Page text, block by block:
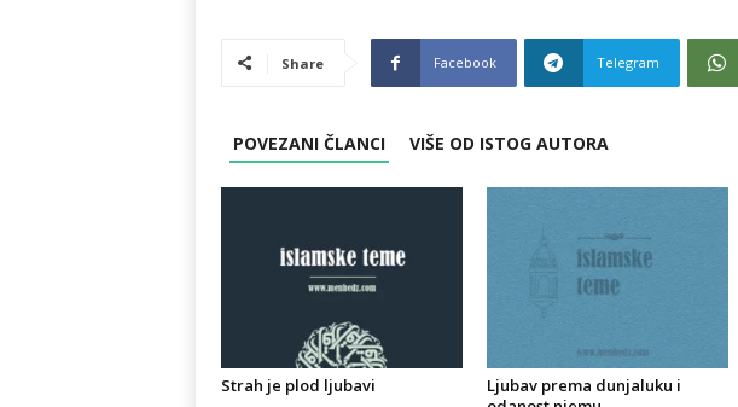
Share Facebook Telegram
POVEZANI ČLANCI VIŠE OD ISTOG AUTORA
Strah je plod ljubavi
Ljubav prema dunjaluku i